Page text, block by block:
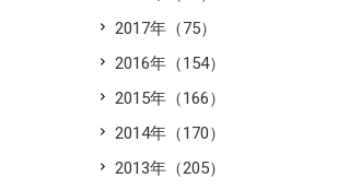
2017年（75）
2016年（154）
2015年（166）
2014年（170）
2013年（205）